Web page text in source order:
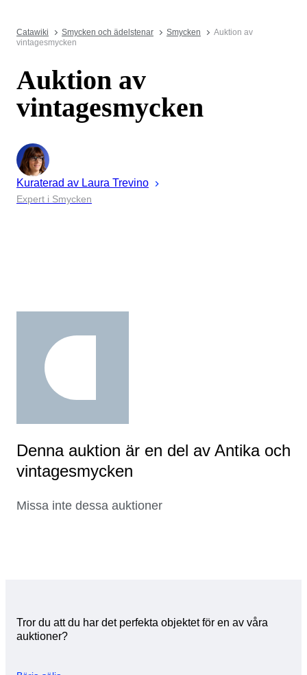
Catawiki Smycken och ädelstenar Smycken
Auktion av
vintagesmycken
Auktion av
vintagesmycken
Kuraterad av Laura Trevino
Expert i Smycken
Denna auktion är en del av Antika och
vintagesmycken
Missa inte dessa auktioner
Tror du att du har det perfekta objektet för en av våra
auktioner?